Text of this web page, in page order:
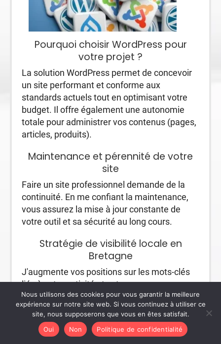
Pourquoi choisir WordPress pour
votre projet ?
La solution WordPress permet de concevoir
un site performant et conforme aux
standards actuels tout en optimisant votre
budget. Il offre également une autonomie
totale pour administrer vos contenus (pages,
articles, produits).
Maintenance et pérennité de votre
site
Faire un site professionnel demande de la
continuité. En me confiant la maintenance,
vous assurez la mise à jour constante de
votre outil et sa sécurité au long cours.
Stratégie de visibilité locale en
Bretagne
J'augmente vos positions sur les mots-clés
liés à votre activité et votre zone
géographique. C'est cette expertise qui
permet à de nombreux artisans et
commerçants de me faire confiance depuis
plus de deux décennies.
Nous utilisons des cookies pour vous garantir la meilleure
expérience sur notre site web. Si vous continuez à utiliser ce
site, nous supposerons que vous en êtes satisfait.
Oui
Non Politique de confidentialité